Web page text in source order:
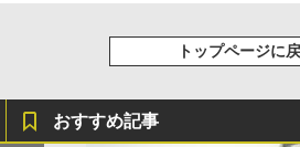
トップページに
おすすめ記事